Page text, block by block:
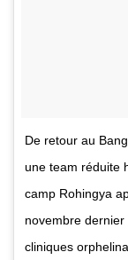
De retour au
une team réduite
camp Rohingya
novembre
cliniques